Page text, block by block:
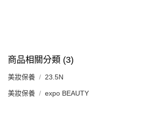
４．使用「AFTEE先享後付」時，將依據個別帳
時審查核予不同之上限額度；若仍有額度不足之
商品相關分類 (3)
美妝保養 23.5N
美妝保養 expo BEAUTY